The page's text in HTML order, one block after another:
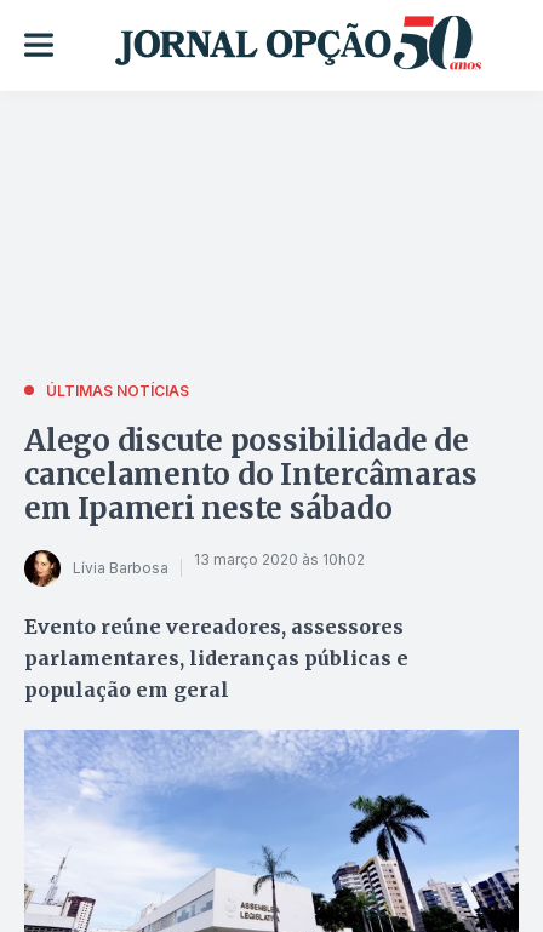
ÚLTIMAS NOTÍCIAS
Alego discute possibilidade de
cancelamento do Intercâmaras
em Ipameri neste sábado
Lívia Barbosa 13 março 2020 às 10h02
Evento reúne vereadores, assessores
parlamentares, lideranças públicas e
população em geral